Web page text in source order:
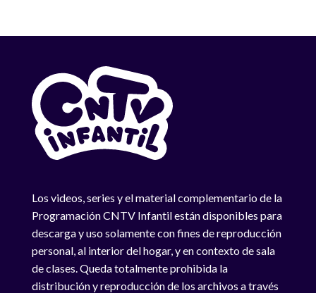
Los videos, series y el material complementario de la
Programación CNTV Infantil están disponibles para
descarga y uso solamente con fines de reproducción
personal, al interior del hogar, y en contexto de sala
de clases. Queda totalmente prohibida la
distribución y reproducción de los archivos a través